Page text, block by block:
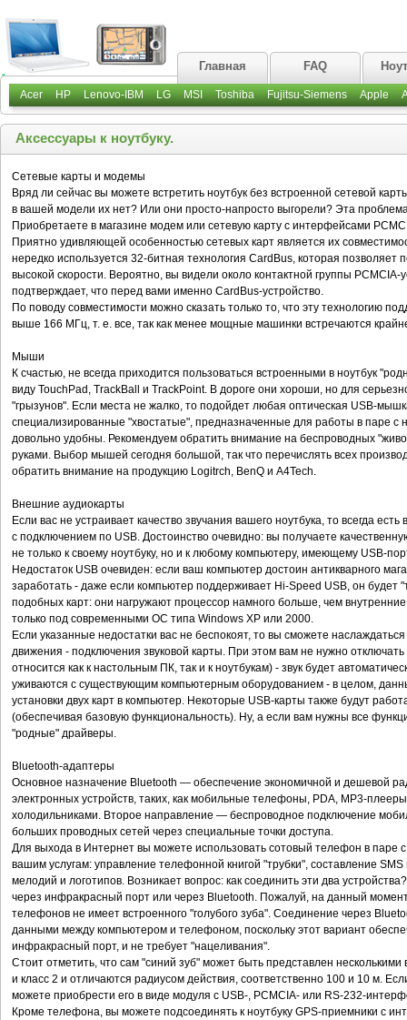
Главная FAQ
Acer HP Lenovo-IBM LG MSI Toshiba Fujitsu-Siemens Apple
Аксессуары к ноутбуку.
Сетевые карты и модемы
Вряд ли сейчас вы можете встретить ноутбук без встроенной сетевой
в вашей модели их нет? Или они просто-напросто выгорели? Эта
Приобретаете в магазине модем или сетевую карту с интерфейсами
Приятно удивляющей особенностью сетевых карт является их
нередко используется 32-битная технология CardBus, которая
высокой скорости. Вероятно, вы видели около контактной группы PCMCIA-
подтверждает, что перед вами именно CardBus-устройство.
По поводу совместимости можно сказать только то, что эту технологию
выше 166 МГц, т. е. все, так как менее мощные машинки встречаются
Мыши
К счастью, не всегда приходится пользоваться встроенными в ноутбук
виду TouchPad, TrackBall и TrackPoint. В дороге они хороши, но для
"грызунов". Если места не жалко, то подойдет любая оптическая USB-
специализированные "хвостатые", предназначенные для работы в паре
довольно удобны. Рекомендуем обратить внимание на беспроводных
руками. Выбор мышей сегодня большой, так что перечислять всех
обратить внимание на продукцию Logitrch, BenQ и A4Tech.
Внешние аудиокарты
Если вас не устраивает качество звучания вашего ноутбука, то всегда
с подключением по USB. Достоинство очевидно: вы получаете
не только к своему ноутбуку, но и к любому компьютеру, имеющему USB-
Недостаток USB очевиден: если ваш компьютер достоин антикварного
заработать - даже если компьютер поддерживает Hi-Speed USB, он будет
подобных карт: они нагружают процессор намного больше, чем
только под современными ОС типа Windows XP или 2000.
Если указанные недостатки вас не беспокоят, то вы сможете
движения - подключения звуковой карты. При этом вам не нужно отключать
относится как к настольным ПК, так и к ноутбукам) - звук будет
уживаются с существующим компьютерным оборудованием - в целом,
установки двух карт в компьютер. Некоторые USB-карты также будут
(обеспечивая базовую функциональность). Ну, а если вам нужны все
"родные" драйверы.
Bluetooth-адаптеры
Основное назначение Bluetooth — обеспечение экономичной и дешевой
электронных устройств, таких, как мобильные телефоны, PDA, МР3-
холодильниками. Второе направление — беспроводное подключение
больших проводных сетей через специальные точки доступа.
Для выхода в Интернет вы можете использовать сотовый телефон в паре
вашим услугам: управление телефонной книгой "трубки", составление
мелодий и логотипов. Возникает вопрос: как соединить эти два
через инфракрасный порт или через Bluetooth. Пожалуй, на данный
телефонов не имеет встроенного "голубого зуба". Соединение через
данными между компьютером и телефоном, поскольку этот вариант
инфракрасный порт, и не требует "нацеливания".
Стоит отметить, что сам "синий зуб" может быть представлен
и класс 2 и отличаются радиусом действия, соответственно 100 и 10 м.
можете приобрести его в виде модуля с USB-, PCMCIA- или RS-232-
Кроме телефона, вы можете подсоединять к ноутбуку GPS-приемники с